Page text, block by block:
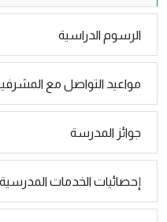
الرسوم الدراسية
مواعيد التواصل مع
جوائز المدرسة
إحصائيات الخدمات المدرسية